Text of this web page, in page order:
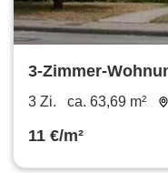
3-Zimmer-
3 Zi. ca. 63,69 m²
11 €/m²